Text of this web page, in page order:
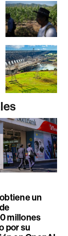
un
millones
por su